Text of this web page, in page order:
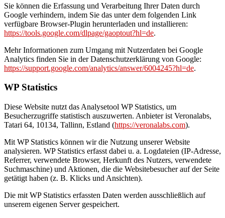
Sie können die Erfassung und Verarbeitung Ihrer Daten durch
Google verhindern, indem Sie das unter dem folgenden Link
verfügbare Browser-Plugin herunterladen und installieren:
https://tools.google.com/dlpage/gaoptout?hl=de.
Mehr Informationen zum Umgang mit Nutzerdaten bei Google
Analytics finden Sie in der Datenschutzerklärung von Google:
https://support.google.com/analytics/answer/6004245?hl=de.
WP Statistics
Diese Website nutzt das Analysetool WP Statistics, um
Besucherzugriffe statistisch auszuwerten. Anbieter ist Veronalabs,
Tatari 64, 10134, Tallinn, Estland (https://veronalabs.com).
Mit WP Statistics können wir die Nutzung unserer Website
analysieren. WP Statistics erfasst dabei u. a. Logdateien (IP-Adresse,
Referrer, verwendete Browser, Herkunft des Nutzers, verwendete
Suchmaschine) und Aktionen, die die Websitebesucher auf der Seite
getätigt haben (z. B. Klicks und Ansichten).
Die mit WP Statistics erfassten Daten werden ausschließlich auf
unserem eigenen Server gespeichert.